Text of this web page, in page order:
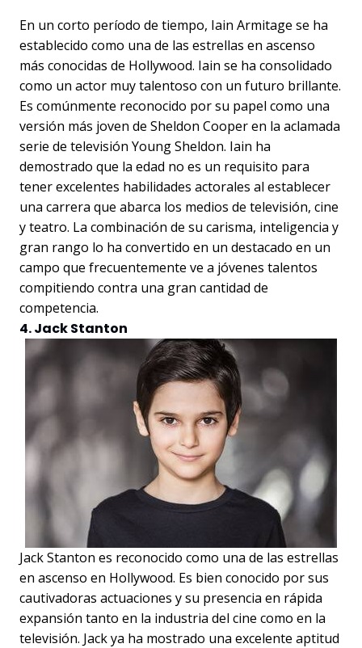
En un corto período de tiempo, Iain Armitage se ha
establecido como una de las estrellas en ascenso
más conocidas de Hollywood. Iain se ha consolidado
como un actor muy talentoso con un futuro brillante.
Es comúnmente reconocido por su papel como una
versión más joven de Sheldon Cooper en la aclamada
serie de televisión Young Sheldon. Iain ha
demostrado que la edad no es un requisito para
tener excelentes habilidades actorales al establecer
una carrera que abarca los medios de televisión, cine
y teatro. La combinación de su carisma, inteligencia y
gran rango lo ha convertido en un destacado en un
campo que frecuentemente ve a jóvenes talentos
compitiendo contra una gran cantidad de
competencia.
4. Jack Stanton
Jack Stanton es reconocido como una de las estrellas
en ascenso en Hollywood. Es bien conocido por sus
cautivadoras actuaciones y su presencia en rápida
expansión tanto en la industria del cine como en la
televisión. Jack ya ha mostrado una excelente aptitud